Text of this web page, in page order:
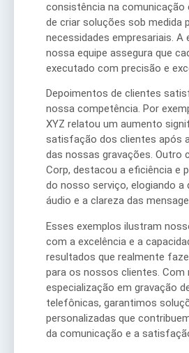
consistência na comunicação
de criar soluções sob medida
necessidades empresariais. A
nossa equipe assegura que
executado com precisão e
Depoimentos de clientes
nossa competência. Por
XYZ relatou um aumento
satisfação dos clientes após
das nossas gravações. Outro
Corp, destacou a eficiência e
do nosso serviço, elogiando a
áudio e a clareza das
Esses exemplos ilustram
com a excelência e a
resultados que realmente
para os nossos clientes. Com
especialização em gravação
telefônicas, garantimos
personalizadas que
da comunicação e a